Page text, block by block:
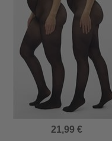
21,99 €